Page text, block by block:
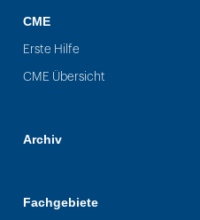
CME
Erste Hilfe
CME Übersicht
Archiv
Fachgebiete